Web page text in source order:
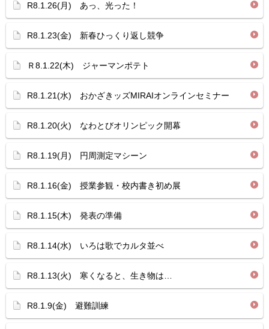
R8.1.26(月) あっ、光った！
R8.1.23(金) 新春ひっくり返し競争
Ｒ8.1.22(木) ジャーマンポテト
R8.1.21(水) おかざきッズMIRAIオンラインセミナー
R8.1.20(火) なわとびオリンピック開幕
R8.1.19(月) 円周測定マシーン
R8.1.16(金) 授業参観・校内書き初め展
R8.1.15(木) 発表の準備
R8.1.14(水) いろは歌でカルタ並べ
R8.1.13(火) 寒くなると、生き物は…
R8.1.9(金) 避難訓練